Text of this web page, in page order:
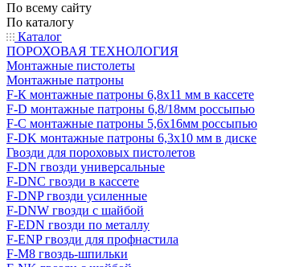
По всему сайту
По каталогу
Каталог
ПОРОХОВАЯ ТЕХНОЛОГИЯ
Монтажные пистолеты
Монтажные патроны
F-К монтажные патроны 6,8х11 мм в кассете
F-D монтажные патроны 6,8/18мм россыпью
F-C монтажные патроны 5,6х16мм россыпью
F-DK монтажные патроны 6,3х10 мм в диске
Гвозди для пороховых пистолетов
F-DN гвозди универсальные
F-DNC гвозди в кассете
F-DNP гвозди усиленные
F-DNW гвозди с шайбой
F-EDN гвозди по металлу
F-ENP гвозди для профнастила
F-M8 гвоздь-шпильки